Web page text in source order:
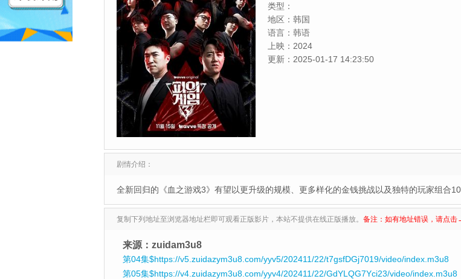
彦奎,Pani Bottle,金善泰,Acau,崔慧善,许丞范,金玟我
永光,SIYOON(AJ),Steve Yea
类型：
地区： 韩国
语言： 韩语
上映： 2024
更新： 2025-01-17 14:23:50
剧情介绍：
全新回归的《血之游戏3》有望以更升级的规模、更多样化的金钱挑战以及独特的玩家组合
复制下列地址至浏览器地址栏即可观看正版影片，本站不提供在线正版播放。 备注：如有地址错误，请点击
来源：zuidam3u8
第04集$https://v5.zuidazym3u8.com/yyv5/202411/22/t7gsfDGj7019/video/index.m3u8
第05集$https://v4.zuidazym3u8.com/yyv4/202411/22/GdYLQG7Yci23/video/index.m3u8